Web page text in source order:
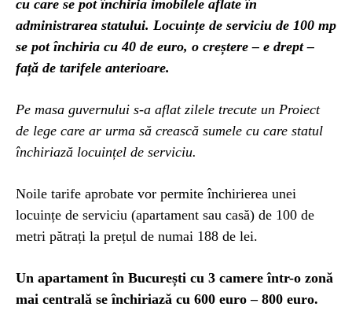
cu care se pot închiria imobilele aflate în
administrarea statului. Locuințe de serviciu de 100 mp
se pot închiria cu 40 de euro, o creștere – e drept –
față de tarifele anterioare.
Pe masa guvernului s-a aflat zilele trecute un Proiect
de lege care ar urma să crească sumele cu care statul
închiriază locuințel de serviciu.
Noile tarife aprobate vor permite închirierea unei
locuințe de serviciu (apartament sau casă) de 100 de
metri pătrați la prețul de numai 188 de lei.
Un apartament în București cu 3 camere într-o zonă
mai centrală se închiriază cu 600 euro – 800 euro.